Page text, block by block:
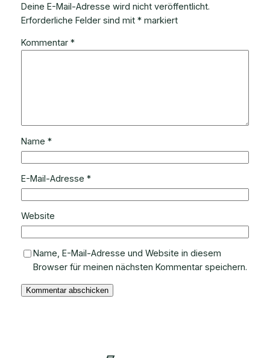
Deine E-Mail-Adresse wird nicht veröffentlicht.
Erforderliche Felder sind mit *markiert
Kommentar *
Name *
E-Mail-Adresse *
Website
Name, E-Mail-Adresse und Website in diesem
Browser für meinen nächsten Kommentar speichern.